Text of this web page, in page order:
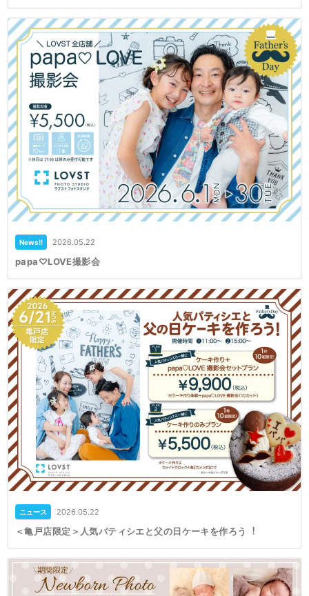
News!! 2026.05.22
papa♡LOVE撮影会
ニュース 2026.05.22
＜亀戸店限定＞人気パティシエと父の日ケーキを作ろう︕